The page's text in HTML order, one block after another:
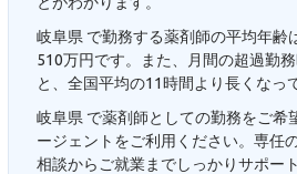
岐阜県 で勤務する薬剤師の平均年齢
510万円です。また、月間の超過勤
と、全国平均の11時間より長くなっ
岐阜県 で薬剤師としての勤務をご希
ージェントをご利用ください。専任
相談からご就業までしっかりサポー